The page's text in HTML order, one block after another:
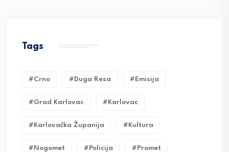
Tags
#crno #duga Resa #emisija
#grad Karlovac #karlovac
#karlovačka Županija #kultura
#nogomet #policija #promet